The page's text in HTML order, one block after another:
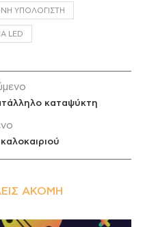
ΥΠΟΛΟΓΙΣΤΉ
LED
καταψύκτη
ΑΚΌΜΗ